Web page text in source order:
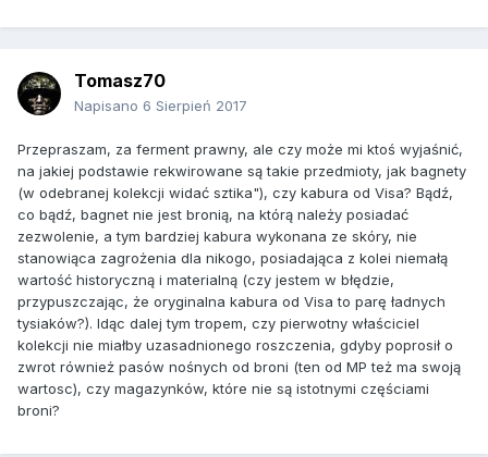
Tomasz70
Napisano 6 Sierpień 2017
Przepraszam, za ferment prawny, ale czy może mi ktoś wyjaśnić,
na jakiej podstawie rekwirowane są takie przedmioty, jak bagnety
(w odebranej kolekcji widać sztika"), czy kabura od Visa? Bądź,
co bądź, bagnet nie jest bronią, na którą należy posiadać
zezwolenie, a tym bardziej kabura wykonana ze skóry, nie
stanowiąca zagrożenia dla nikogo, posiadająca z kolei niemałą
wartość historyczną i materialną (czy jestem w błędzie,
przypuszczając, że oryginalna kabura od Visa to parę ładnych
tysiaków?). Idąc dalej tym tropem, czy pierwotny właściciel
kolekcji nie miałby uzasadnionego roszczenia, gdyby poprosił o
zwrot również pasów nośnych od broni (ten od MP też ma swoją
wartosc), czy magazynków, które nie są istotnymi częściami
broni?